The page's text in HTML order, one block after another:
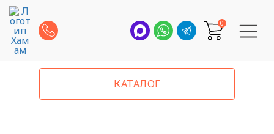
0
КАТАЛОГ